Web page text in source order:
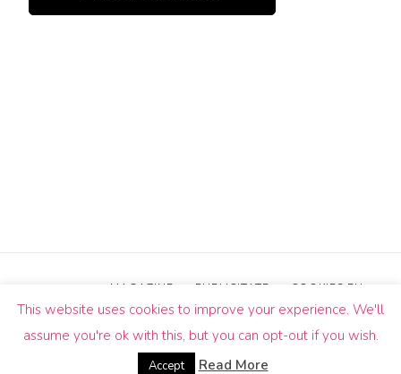
rezervate.Blossom Pin | Dezvoltată deBlossom
Themes.Propulsată de
MAGAZINE PUBLICITATE COOKIES EU
This website uses cookies to improve your experience. We'll
assume you're ok with this, but you can opt-out if you wish.
Accept Read More